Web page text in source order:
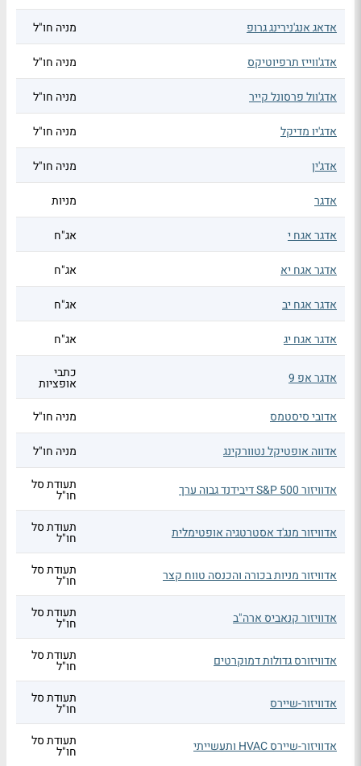
אדאג אנג'נירינג גרופ מניה חו"ל
אדג'ווייז תרפיוטיקס מניה חו"ל
אדג'וול פרסונל קייר מניה חו"ל
אדג'יו מדיקל מניה חו"ל
אדג'ין מניה חו"ל
אדגר מניות
אדגר אגח י אג"ח
אדגר אגח יא אג"ח
אדגר אגח יב אג"ח
אדגר אגח יג אג"ח
אדגר אפ 9 כתבי
אופציות
אדובי סיסטמס
מניה חו"ל
אדווה אופטיקל נטוורקינג מניה חו"ל
אדוויזור S&P 500 דיבידנד גבוה ערך תעודת סל
חו"ל
אדוויזור מנג'ד אסטרטגיה אופטימלית תעודת סל
חו"ל
אדוויזור מניות בכורה והכנסה טווח קצר תעודת סל
חו"ל
אדוויזור קנאביס ארה"ב תעודת סל
חו"ל
אדוויזורס גדולות דמוקרטים תעודת סל
חו"ל
אדוויזור-שיירס תעודת סל
חו"ל
אדוויזור-שיירס HVAC ותעשייתי תעודת סל
חו"ל